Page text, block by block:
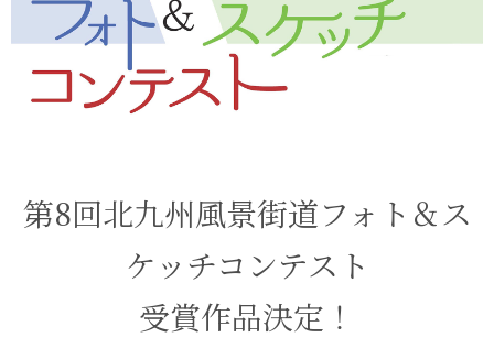
第8回北九州風景街道フォト＆ス
ケッチコンテスト
受賞作品決定！